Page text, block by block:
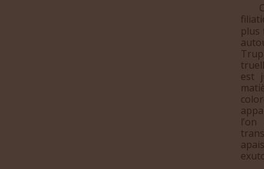
plus
est